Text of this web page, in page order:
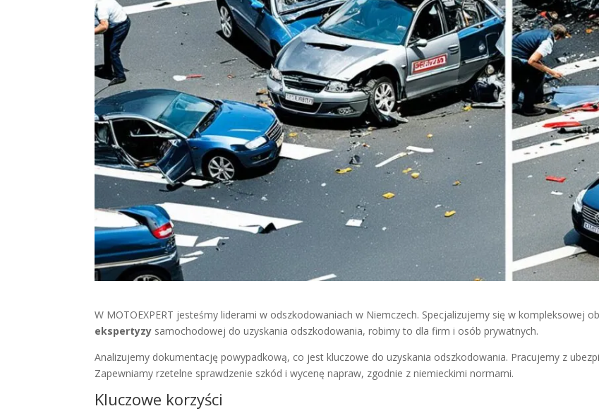
W MOTOEXPERT jesteśmy liderami w odszkodowaniach w Niemczech. Specjalizujemy się w kompleksowej
ekspertyzy samochodowej do uzyskania odszkodowania, robimy to dla firm i osób prywatnych.
Analizujemy dokumentację powypadkową, co jest kluczowe do uzyskania odszkodowania. Pracujemy z
Zapewniamy rzetelne sprawdzenie szkód i wycenę napraw, zgodnie z niemieckimi normami.
Kluczowe korzyści